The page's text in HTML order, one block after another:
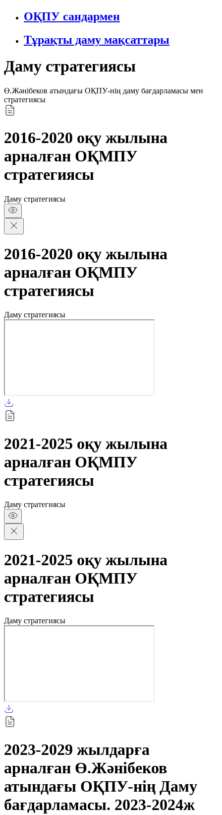
ОҚПУ сандармен
Тұрақты даму мақсаттары
Даму стратегиясы
Ө.Жәнібеков атындағы ОҚПУ-нің даму бағдарламасы мен
стратегиясы
2016-2020 оқу жылына
арналған ОҚМПУ
стратегиясы
Даму стратегиясы
2016-2020 оқу жылына
арналған ОҚМПУ
стратегиясы
Даму стратегиясы
2021-2025 оқу жылына
арналған ОҚМПУ
стратегиясы
Даму стратегиясы
2021-2025 оқу жылына
арналған ОҚМПУ
стратегиясы
Даму стратегиясы
2023-2029 жылдарға
арналған Ө.Жәнібеков
атындағы ОҚПУ-нің Даму
бағдарламасы. 2023-2024ж